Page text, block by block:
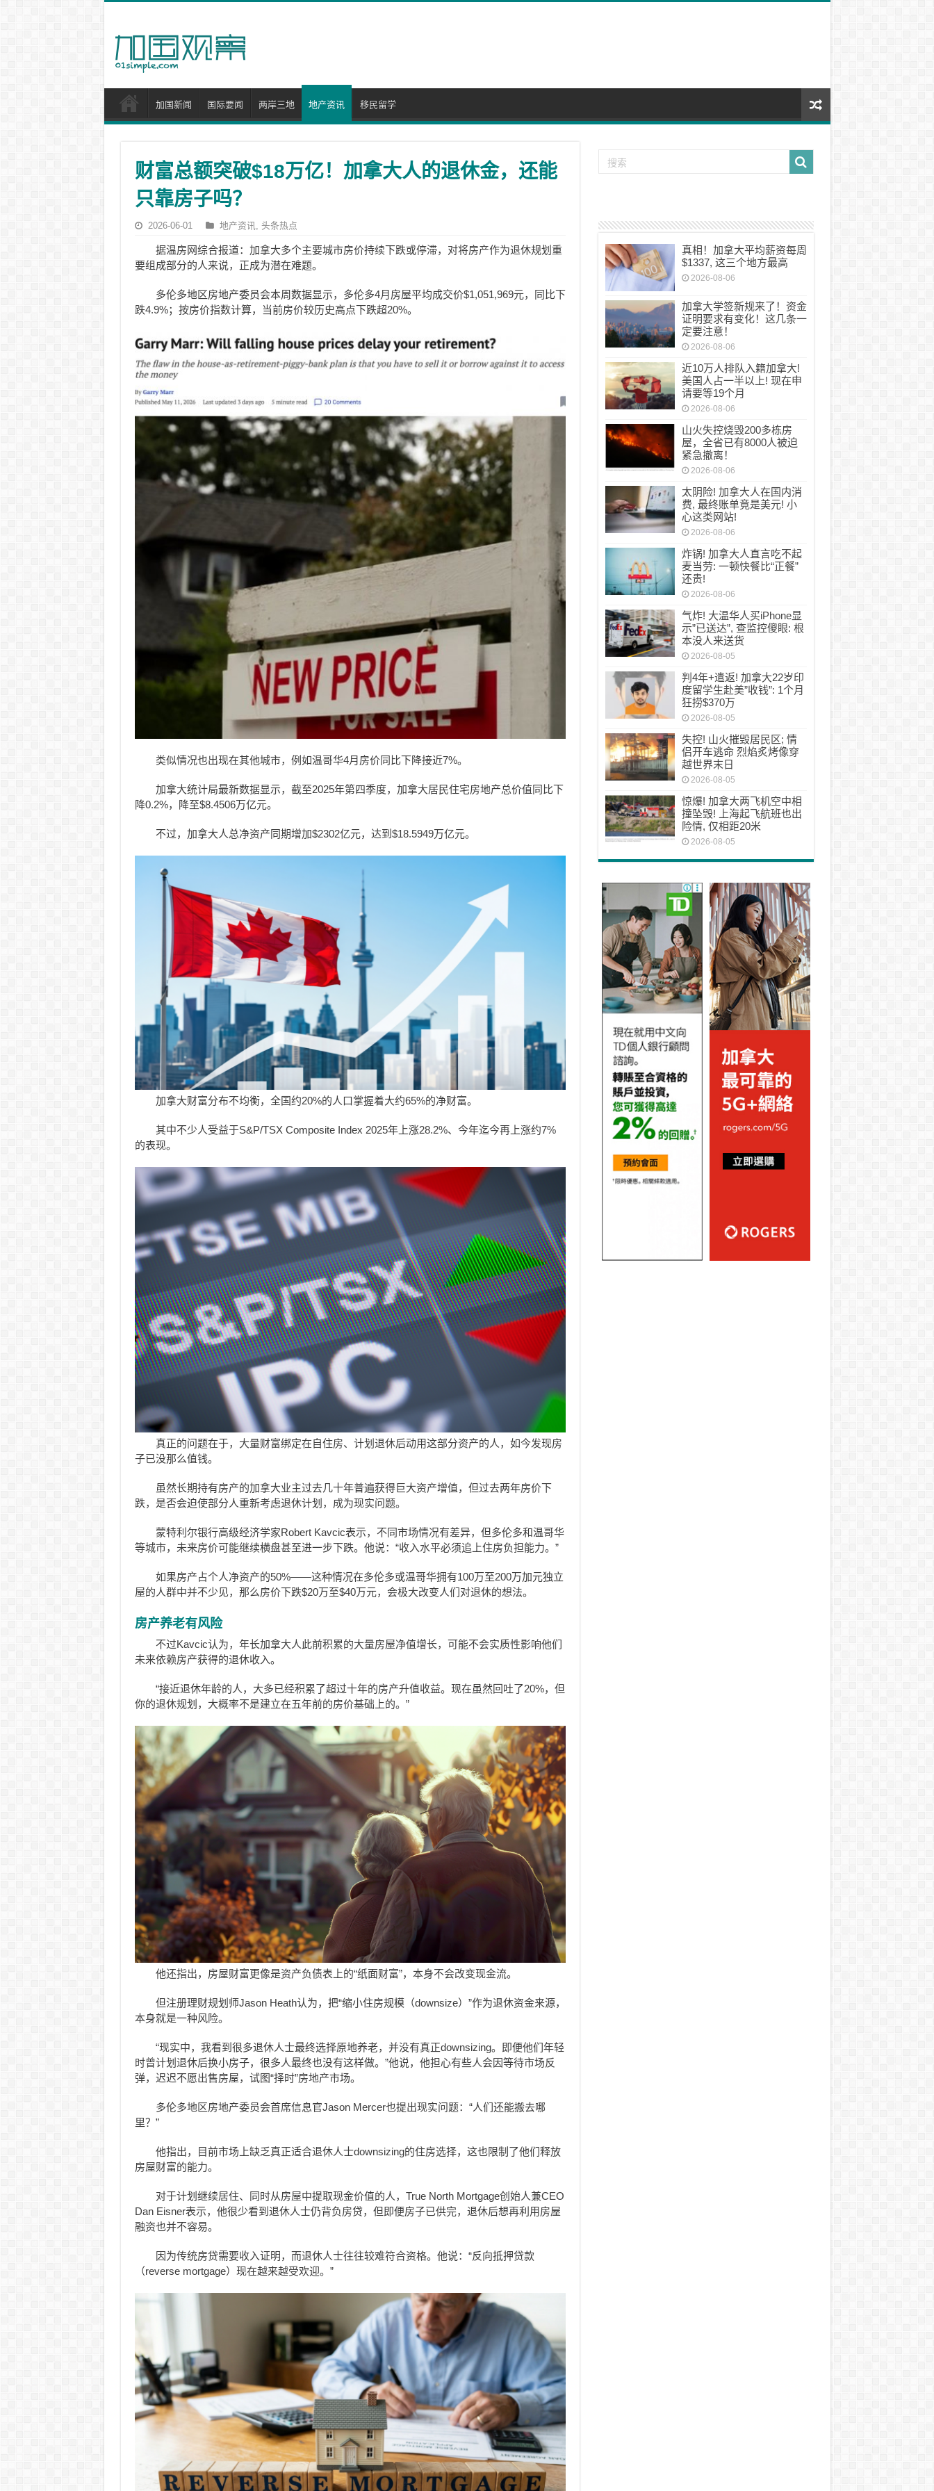
加国新闻 国际要闻 两岸三地 地产资讯 移民留学
财富总额突破$18万亿！加拿大人的退休金，还能
只靠房子吗？
2026-06-01 地产资讯, 头条热点
据温房网综合报道：加拿大多个主要城市房价持续下跌或停滞，对将房产作为退休规划重
要组成部分的人来说，正成为潜在难题。
多伦多地区房地产委员会本周数据显示，多伦多4月房屋平均成交价$1,051,969元，同比下
跌4.9%；按房价指数计算，当前房价较历史高点下跌超20%。
类似情况也出现在其他城市，例如温哥华4月房价同比下降接近7%。
加拿大统计局最新数据显示，截至2025年第四季度，加拿大居民住宅房地产总价值同比下
降0.2%，降至$8.4506万亿元。
不过，加拿大人总净资产同期增加$2302亿元，达到$18.5949万亿元。
加拿大财富分布不均衡，全国约20%的人口掌握着大约65%的净财富。
其中不少人受益于S&P/TSX Composite Index 2025年上涨28.2%、今年迄今再上涨约7%
的表现。
真正的问题在于，大量财富绑定在自住房、计划退休后动用这部分资产的人，如今发现房
子已没那么值钱。
虽然长期持有房产的加拿大业主过去几十年普遍获得巨大资产增值，但过去两年房价下
跌，是否会迫使部分人重新考虑退休计划，成为现实问题。
蒙特利尔银行高级经济学家Robert Kavcic表示，不同市场情况有差异，但多伦多和温哥华
等城市，未来房价可能继续横盘甚至进一步下跌。他说：“收入水平必须追上住房负担能力。”
如果房产占个人净资产的50%——这种情况在多伦多或温哥华拥有100万至200万加元独立
屋的人群中并不少见，那么房价下跌$20万至$40万元，会极大改变人们对退休的想法。
房产养老有风险
不过Kavcic认为，年长加拿大人此前积累的大量房屋净值增长，可能不会实质性影响他们
未来依赖房产获得的退休收入。
“接近退休年龄的人，大多已经积累了超过十年的房产升值收益。现在虽然回吐了20%，但
你的退休规划，大概率不是建立在五年前的房价基础上的。”
他还指出，房屋财富更像是资产负债表上的“纸面财富”，本身不会改变现金流。
但注册理财规划师Jason Heath认为，把“缩小住房规模（downsize）”作为退休资金来源，
本身就是一种风险。
“现实中，我看到很多退休人士最终选择原地养老，并没有真正downsizing。即便他们年轻
时曾计划退休后换小房子，很多人最终也没有这样做。”他说，他担心有些人会因等待市场反
弹，迟迟不愿出售房屋，试图“择时”房地产市场。
多伦多地区房地产委员会首席信息官Jason Mercer也提出现实问题：“人们还能搬去哪
里？”
他指出，目前市场上缺乏真正适合退休人士downsizing的住房选择，这也限制了他们释放
房屋财富的能力。
对于计划继续居住、同时从房屋中提取现金价值的人，True North Mortgage创始人兼CEO
Dan Eisner表示，他很少看到退休人士仍背负房贷，但即便房子已供完，退休后想再利用房屋
融资也并不容易。
因为传统房贷需要收入证明，而退休人士往往较难符合资格。他说：“反向抵押贷款
（reverse mortgage）现在越来越受欢迎。”
真相！加拿大平均薪资每周
$1337, 这三个地方最高
2026-08-06
加拿大学签新规来了！资金
证明要求有变化！这几条一
定要注意！
2026-08-06
近10万人排队入籍加拿大!
美国人占一半以上! 现在申
请要等19个月
2026-08-06
山火失控烧毁200多栋房
屋，全省已有8000人被迫
紧急撤离！
2026-08-06
太阴险! 加拿大人在国内消
费, 最终账单竟是美元! 小
心这类网站!
2026-08-06
炸锅! 加拿大人直言吃不起
麦当劳: 一顿快餐比“正餐”
还贵!
2026-08-06
气炸! 大温华人买iPhone显
示”已送达”, 查监控傻眼: 根
本没人来送货
2026-08-05
判4年+遣返! 加拿大22岁印
度留学生赴美”收钱”: 1个月
狂捞$370万
2026-08-05
失控! 山火摧毁居民区; 情
侣开车逃命 烈焰炙烤像穿
越世界末日
2026-08-05
惊爆! 加拿大两飞机空中相
撞坠毁! 上海起飞航班也出
险情, 仅相距20米
2026-08-05